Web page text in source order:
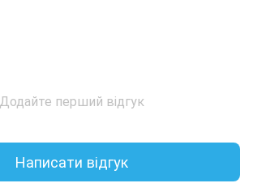
Додайте перший відгук
Написати відгук